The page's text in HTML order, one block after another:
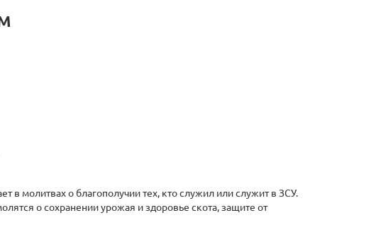
в молитвах о благополучии тех, кто служил или служит в ЗСУ.
о сохранении урожая и здоровье скота, защите от